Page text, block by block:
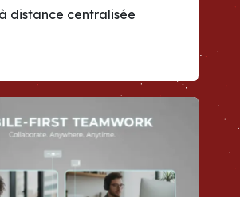
distance centralisée